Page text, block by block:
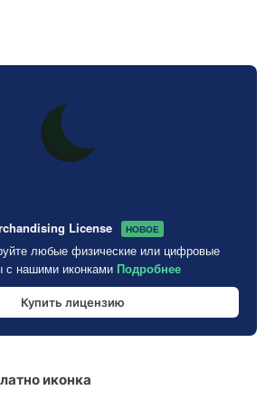
License НОВОЕ
любые физические или цифровые
с нашими иконками Подробнее
Купить лицензию
иконка